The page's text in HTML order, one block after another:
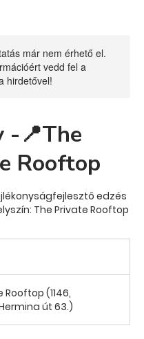
már nem érhető el.
vedd fel a
hirdetővel!
-📍The
Rooftop
edzés
The Private Rooftop
Rooftop (1146,
út 63.)